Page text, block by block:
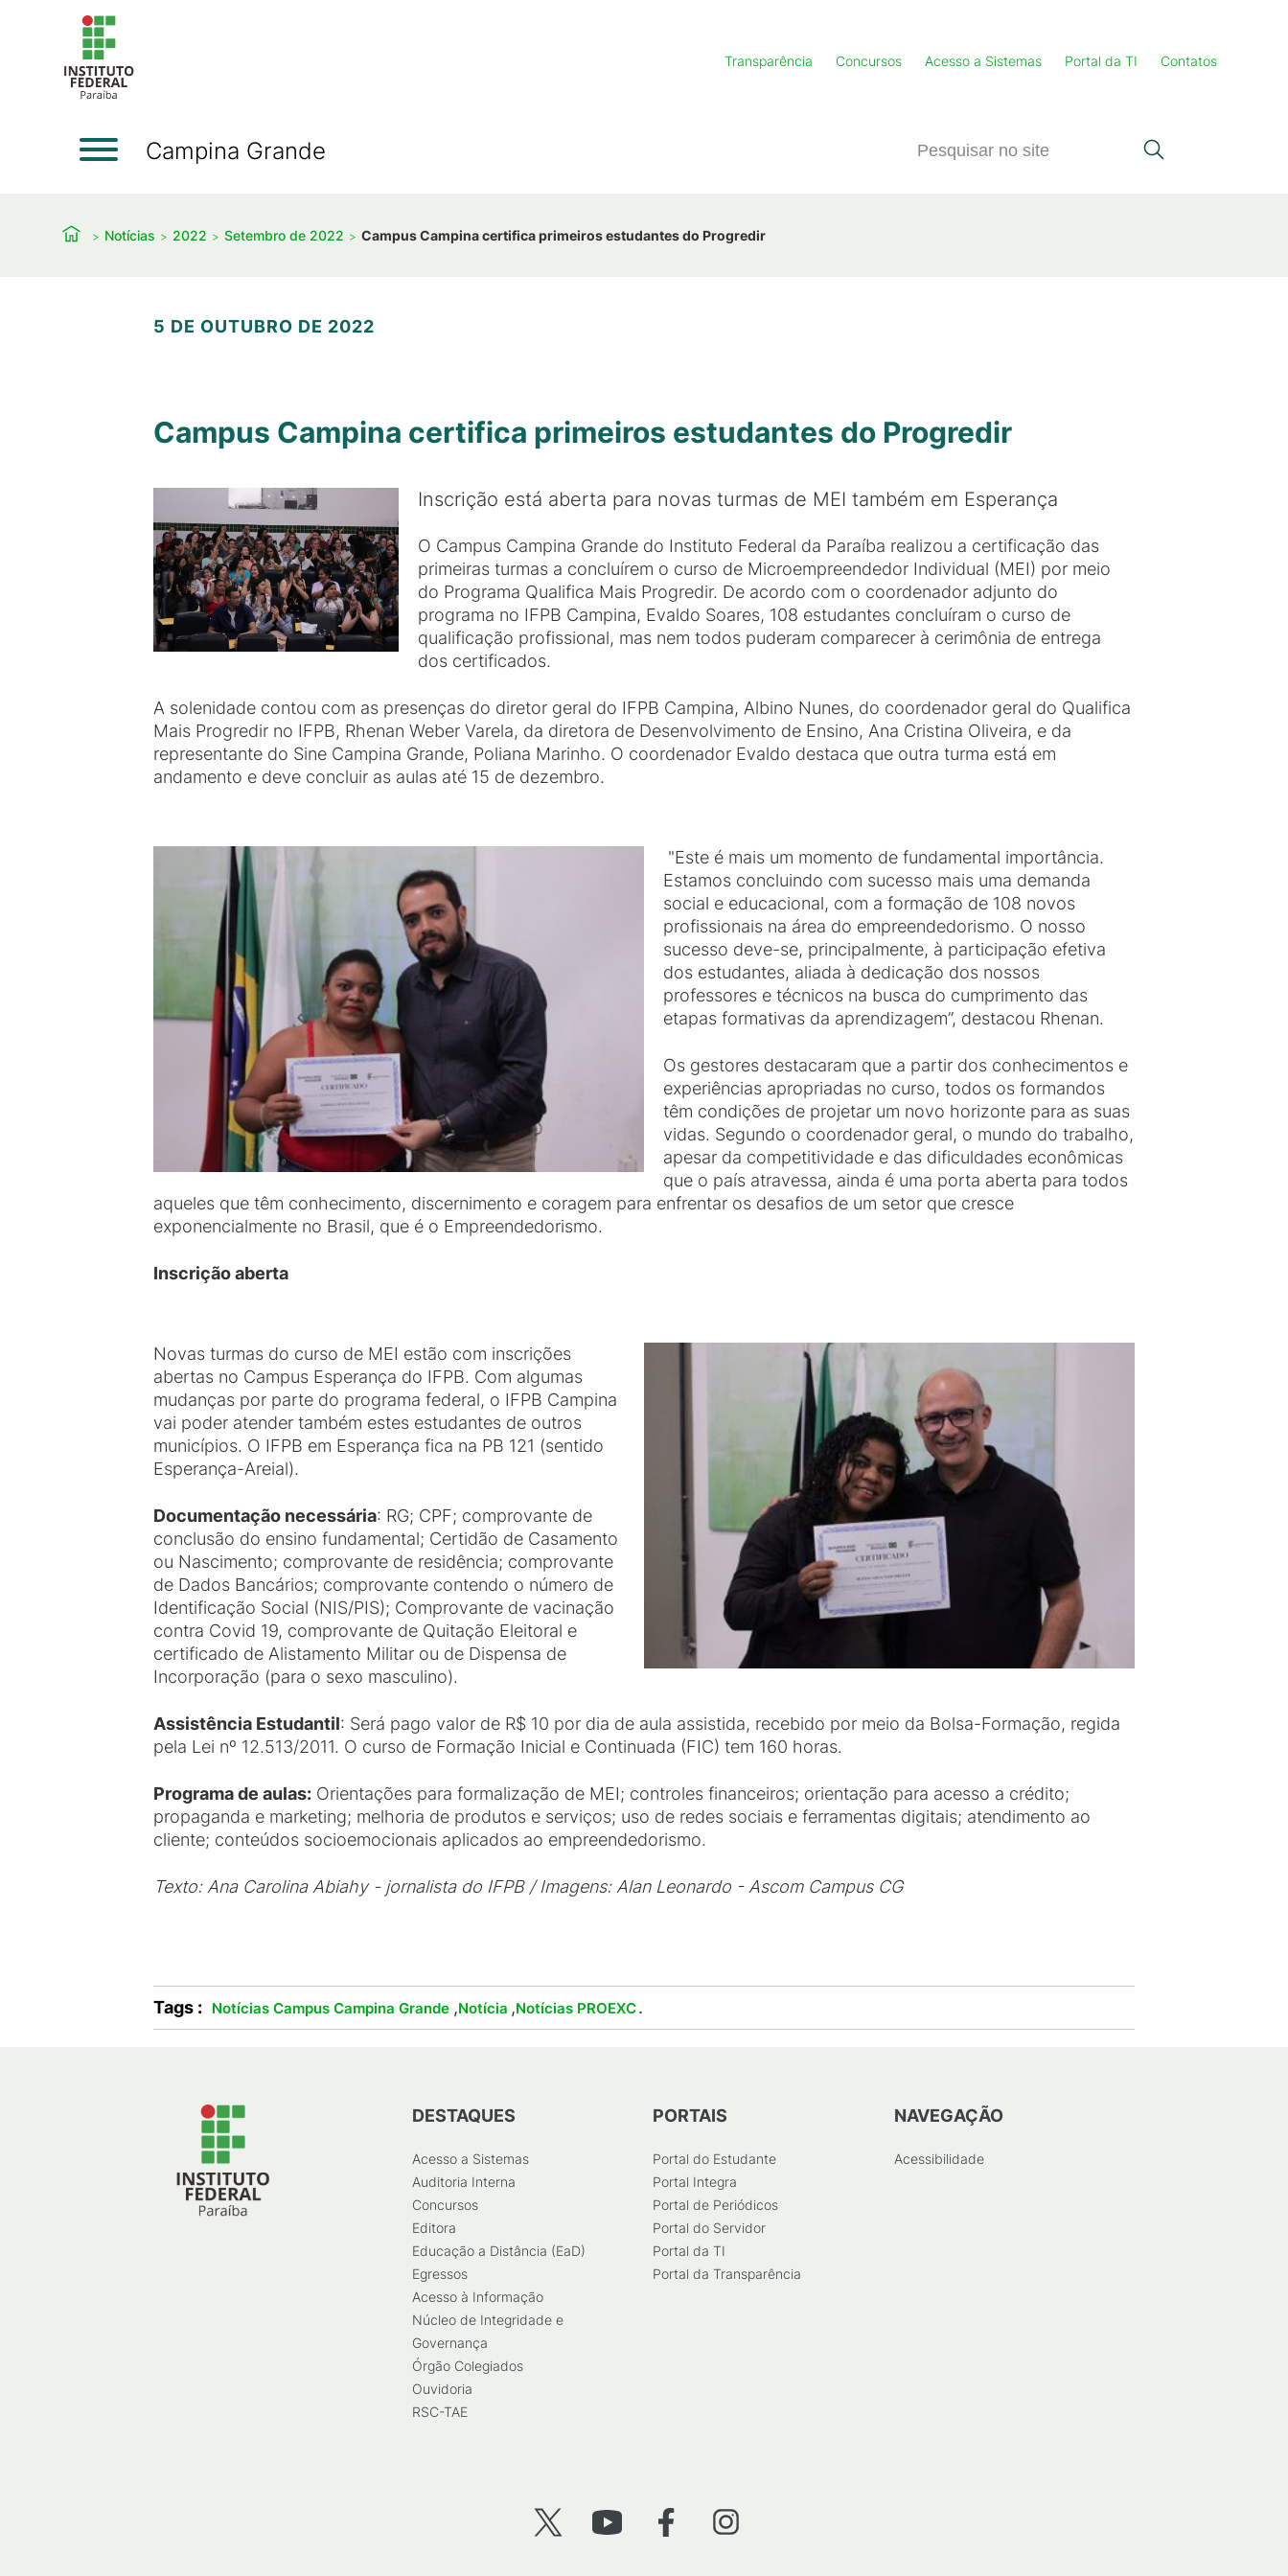
Transparência Concursos Acesso a Sistemas Portal da TI Contatos
Campina Grande
Notícias 2022 Setembro de 2022 Campus Campina certifica primeiros estudantes do Progredir
5 DE OUTUBRO DE 2022
Campus Campina certifica primeiros estudantes do Progredir
Inscrição está aberta para novas turmas de MEI também em Esperança
O Campus Campina Grande do Instituto Federal da Paraíba realizou a certificação das
primeiras turmas a concluírem o curso de Microempreendedor Individual (MEI) por meio
do Programa Qualifica Mais Progredir. De acordo com o coordenador adjunto do
programa no IFPB Campina, Evaldo Soares, 108 estudantes concluíram o curso de
qualificação profissional, mas nem todos puderam comparecer à cerimônia de entrega
dos certificados.
A solenidade contou com as presenças do diretor geral do IFPB Campina, Albino Nunes, do coordenador geral do Qualifica
Mais Progredir no IFPB, Rhenan Weber Varela, da diretora de Desenvolvimento de Ensino, Ana Cristina Oliveira, e da
representante do Sine Campina Grande, Poliana Marinho. O coordenador Evaldo destaca que outra turma está em
andamento e deve concluir as aulas até 15 de dezembro.
"Este é mais um momento de fundamental importância.
Estamos concluindo com sucesso mais uma demanda
social e educacional, com a formação de 108 novos
profissionais na área do empreendedorismo. O nosso
sucesso deve-se, principalmente, à participação efetiva
dos estudantes, aliada à dedicação dos nossos
professores e técnicos na busca do cumprimento das
etapas formativas da aprendizagem”, destacou Rhenan.
Os gestores destacaram que a partir dos conhecimentos e
experiências apropriadas no curso, todos os formandos
têm condições de projetar um novo horizonte para as suas
vidas. Segundo o coordenador geral, o mundo do trabalho,
apesar da competitividade e das dificuldades econômicas
que o país atravessa, ainda é uma porta aberta para todos
aqueles que têm conhecimento, discernimento e coragem para enfrentar os desafios de um setor que cresce
exponencialmente no Brasil, que é o Empreendedorismo.
Inscrição aberta
Novas turmas do curso de MEI estão com inscrições
abertas no Campus Esperança do IFPB. Com algumas
mudanças por parte do programa federal, o IFPB Campina
vai poder atender também estes estudantes de outros
municípios. O IFPB em Esperança fica na PB 121 (sentido
Esperança-Areial).
Documentação necessária: RG; CPF; comprovante de
conclusão do ensino fundamental; Certidão de Casamento
ou Nascimento; comprovante de residência; comprovante
de Dados Bancários; comprovante contendo o número de
Identificação Social (NIS/PIS); Comprovante de vacinação
contra Covid 19, comprovante de Quitação Eleitoral e
certificado de Alistamento Militar ou de Dispensa de
Incorporação (para o sexo masculino).
Assistência Estudantil: Será pago valor de R$ 10 por dia de aula assistida, recebido por meio da Bolsa-Formação, regida
pela Lei nº 12.513/2011. O curso de Formação Inicial e Continuada (FIC) tem 160 horas.
Programa de aulas: Orientações para formalização de MEI; controles financeiros; orientação para acesso a crédito;
propaganda e marketing; melhoria de produtos e serviços; uso de redes sociais e ferramentas digitais; atendimento ao
cliente; conteúdos socioemocionais aplicados ao empreendedorismo.
Texto: Ana Carolina Abiahy - jornalista do IFPB / Imagens: Alan Leonardo - Ascom Campus CG
Tags : Notícias Campus Campina Grande ,Notícia ,Notícias PROEXC.
DESTAQUES
Acesso a Sistemas
Auditoria Interna
Concursos
Editora
Educação a Distância (EaD)
Egressos
Acesso à Informação
Núcleo de Integridade e
Governança
Órgão Colegiados
Ouvidoria
RSC-TAE
PORTAIS
Portal do Estudante
Portal Integra
Portal de Periódicos
Portal do Servidor
Portal da TI
Portal da Transparência
NAVEGAÇÃO
Acessibilidade